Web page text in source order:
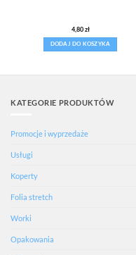
4,80zł
DODAJ DO KOSZYKA
KATEGORIE PRODUKTÓW
Promocje i wyprzedaże
Usługi
Koperty
Folia stretch
Worki
Opakowania